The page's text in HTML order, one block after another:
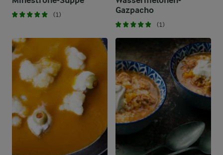
(1)
Gazpacho
(1)